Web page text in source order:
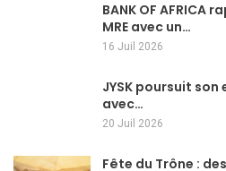
BANK OF AFRICA
MRE avec un…
16 Juil 2026
JYSK poursuit
avec…
20 Juil 2026
Fête du Trône :